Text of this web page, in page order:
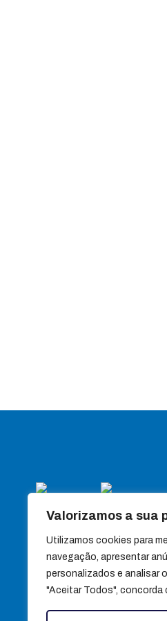
Valorizamos a sua
Utilizamos cookies para
navegação, apresentar
personalizados e analisar
"Aceitar Todos", concorda